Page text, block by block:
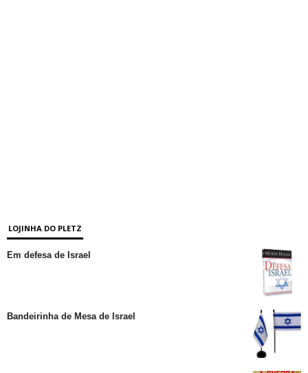
LOJINHA DO PLETZ
Em defesa de Israel
Bandeirinha de Mesa de Israel